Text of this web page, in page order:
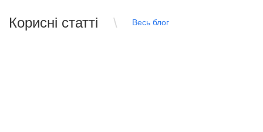
Корисні статті Весь блог